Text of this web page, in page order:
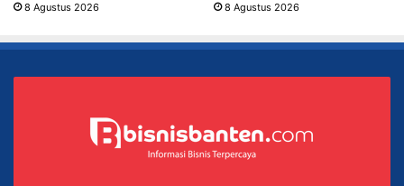
8 Agustus 2026 8 Agustus 2026